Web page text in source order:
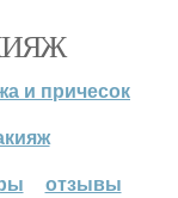
и причесок
отзывы